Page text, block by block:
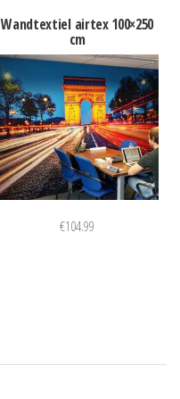
Wandtextiel airtex 100×250
cm
€104.99